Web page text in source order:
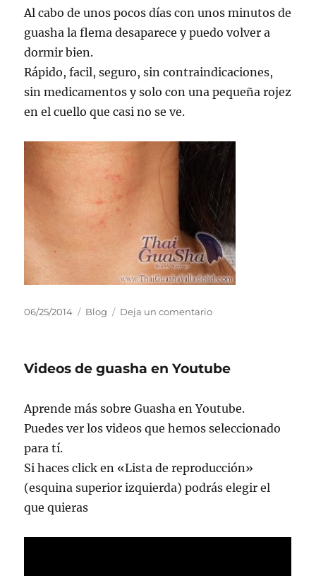
Al cabo de unos pocos días con unos minutos de
guasha la flema desaparece y puedo volver a
dormir bien.
Rápido, facil, seguro, sin contraindicaciones,
sin medicamentos y solo con una pequeña rojez
en el cuello que casi no se ve.
Publicado
06/25/2014 Categorías
Blog Deja un comentarioen
mi
Videos de guasha en Youtube
Aprende más sobre Guasha en Youtube.
Puedes ver los videos que hemos seleccionado
para tí.
Si haces click en «Lista de reproducción»
(esquina superior izquierda) podrás elegir el
que quieras